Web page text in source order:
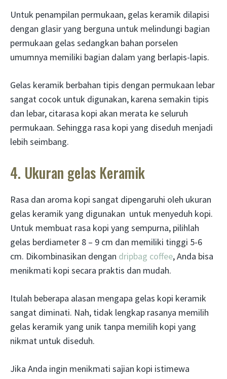
Untuk penampilan permukaan, gelas keramik dilapisi
dengan glasir yang berguna untuk melindungi bagian
permukaan gelas sedangkan bahan porselen
umumnya memiliki bagian dalam yang berlapis-lapis.
Gelas keramik berbahan tipis dengan permukaan lebar
sangat cocok untuk digunakan, karena semakin tipis
dan lebar, citarasa kopi akan merata ke seluruh
permukaan. Sehingga rasa kopi yang diseduh menjadi
lebih seimbang.
4. Ukuran gelas Keramik
Rasa dan aroma kopi sangat dipengaruhi oleh ukuran
gelas keramik yang digunakan untuk menyeduh kopi.
Untuk membuat rasa kopi yang sempurna, pilihlah
gelas berdiameter 8 – 9 cm dan memiliki tinggi 5-6
cm. Dikombinasikan dengan dripbag coffee, Anda bisa
menikmati kopi secara praktis dan mudah.
Itulah beberapa alasan mengapa gelas kopi keramik
sangat diminati. Nah, tidak lengkap rasanya memilih
gelas keramik yang unik tanpa memilih kopi yang
nikmat untuk diseduh.
Jika Anda ingin menikmati sajian kopi istimewa